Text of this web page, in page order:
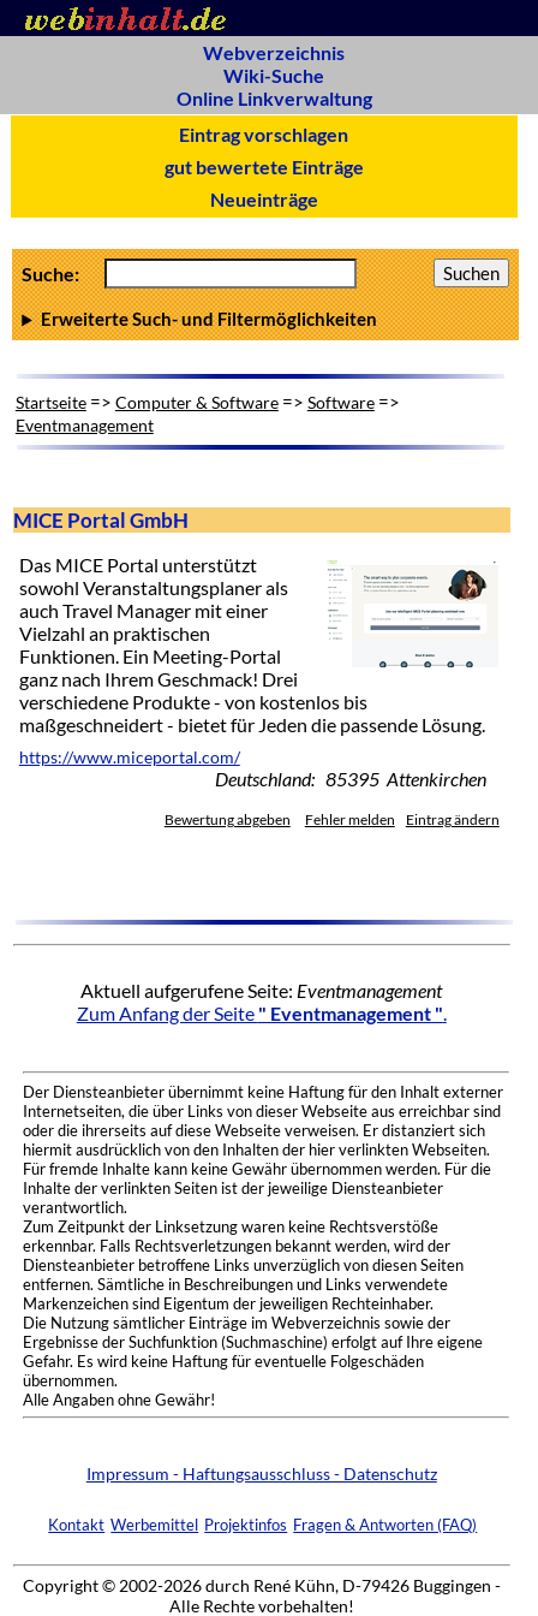
Webverzeichnis
Wiki-Suche
Online Linkverwaltung
Eintrag vorschlagen
gut bewertete Einträge
Neueinträge
Suche:
Erweiterte Such- und Filtermöglichkeiten
Startseite=> Computer & Software=> Software=>
Eventmanagement
MICE Portal GmbH
Das MICE Portal unterstützt
sowohl Veranstaltungsplaner als
auch Travel Manager mit einer
Vielzahl an praktischen
Funktionen. Ein Meeting-Portal
ganz nach Ihrem Geschmack! Drei
verschiedene Produkte - von kostenlos bis
maßgeschneidert - bietet für Jeden die passende Lösung.
https://www.miceportal.com/
Deutschland: 85395 Attenkirchen
Bewertung abgeben Fehler melden Eintrag ändern
Aktuell aufgerufene Seite: Eventmanagement
Zum Anfang der Seite " Eventmanagement ".
Der Diensteanbieter übernimmt keine Haftung für den Inhalt externer
Internetseiten, die über Links von dieser Webseite aus erreichbar sind
oder die ihrerseits auf diese Webseite verweisen. Er distanziert sich
hiermit ausdrücklich von den Inhalten der hier verlinkten Webseiten.
Für fremde Inhalte kann keine Gewähr übernommen werden. Für die
Inhalte der verlinkten Seiten ist der jeweilige Diensteanbieter
verantwortlich.
Zum Zeitpunkt der Linksetzung waren keine Rechtsverstöße
erkennbar. Falls Rechtsverletzungen bekannt werden, wird der
Diensteanbieter betroffene Links unverzüglich von diesen Seiten
entfernen. Sämtliche in Beschreibungen und Links verwendete
Markenzeichen sind Eigentum der jeweiligen Rechteinhaber.
Die Nutzung sämtlicher Einträge im Webverzeichnis sowie der
Ergebnisse der Suchfunktion (Suchmaschine) erfolgt auf Ihre eigene
Gefahr. Es wird keine Haftung für eventuelle Folgeschäden
übernommen.
Alle Angaben ohne Gewähr!
Impressum - Haftungsausschluss - Datenschutz
Kontakt Werbemittel Projektinfos Fragen & Antworten (FAQ)
Copyright © 2002-2026 durch René Kühn, D-79426 Buggingen -
Alle Rechte vorbehalten!